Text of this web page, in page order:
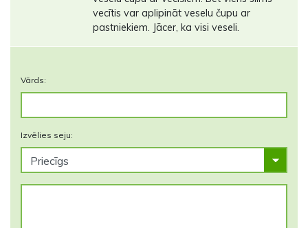
vecītis var aplipināt veselu čupu ar
pastniekiem. Jācer, ka visi veseli.
Vārds:
Izvēlies seju: